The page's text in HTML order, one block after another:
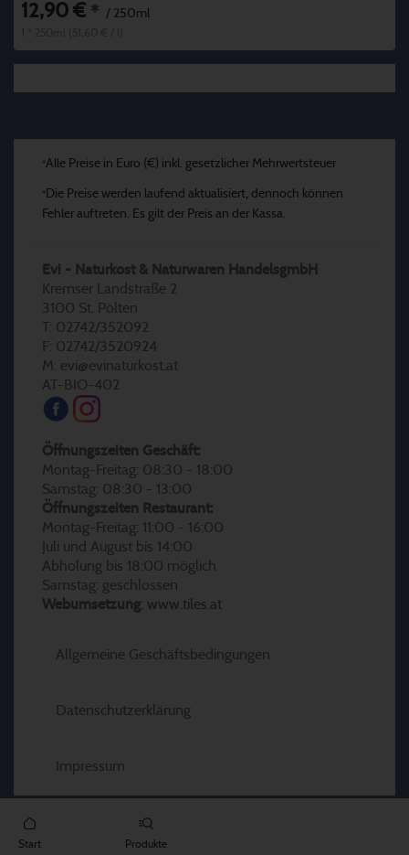
12,90 € * / 250ml
*Alle Preise in Euro (€) inkl. gesetzlicher Mehrwertsteuer
* Die Preise werden laufend aktualisiert, dennoch können
Fehler auftreten. Es gilt der Preis an der Kassa.
Evi - Naturkost & Naturwaren HandelsgmbH
Kremser Landstraße 2
3100 St. Pölten
T: 02742/352092
F: 02742/3520924
M: evi@evinaturkost.at
AT-BIO-402
Öffnungszeiten Geschäft:
Montag-Freitag: 08:30 - 18:00
Samstag: 08:30 - 13:00
Öffnungszeiten Restaurant:
Montag-Freitag: 11:00 - 16:00
Juli und August bis 14:00
Abholung bis 18:00 möglich
Samstag: geschlossen
Webumsetzung: www.tiles.at
Allgemeine Geschäftsbedingungen
Datenschutzerklärung
Impressum
Start Produkte